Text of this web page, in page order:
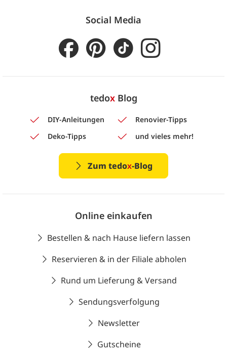
Social Media
tedoxBlog
DIY-Anleitungen
Renovier-Tipps
Deko-Tipps
und vieles mehr!
Zum tedox-Blog
Online einkaufen
Bestellen & nach Hause liefern lassen
Reservieren & in der Filiale abholen
Rund um Lieferung & Versand
Sendungsverfolgung
Newsletter
Gutscheine